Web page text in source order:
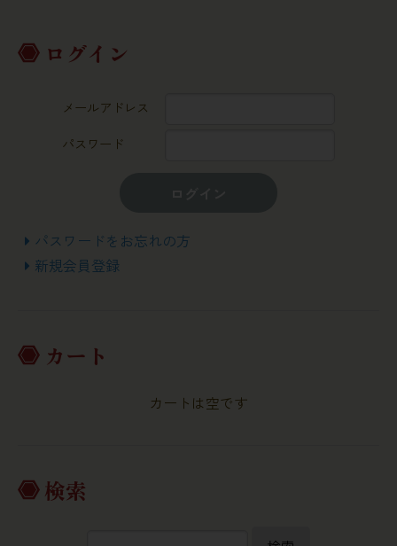
ログイン
メールアドレス
パスワード
パスワードをお忘れの方
新規会員登録
カート
カートは空です
検索